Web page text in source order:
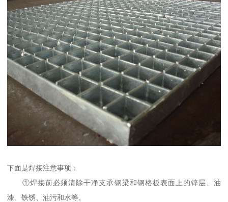
下面是焊接注意事项：
①焊接前必须清除干净支承钢梁和钢格板表面上的锌层、油
漆、铁锈、油污和水等。